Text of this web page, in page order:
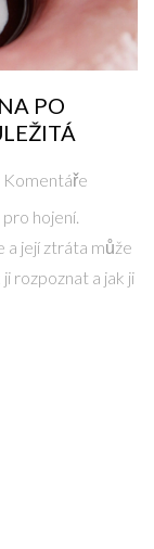
PO
Komentáře
hojení.
a její ztráta může
rozpoznat a jak ji